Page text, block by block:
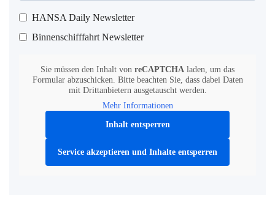
HANSA Daily Newsletter
Binnenschifffahrt Newsletter
Sie müssen den Inhalt von reCAPTCHA laden, um das
Formular abzuschicken. Bitte beachten Sie, dass dabei Daten
mit Drittanbietern ausgetauscht werden.
Mehr Informationen
Inhalt entsperren
Service akzeptieren und Inhalte entsperren